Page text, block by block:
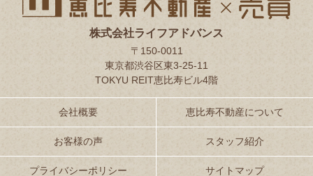
株式会社ライフアドバンス
〒150-0011
東京都渋谷区東3-25-11
TOKYU REIT恵比寿ビル4階
会社概要 恵比寿不動産について
お客様の声 スタッフ紹介
プライバシーポリシー サイトマップ